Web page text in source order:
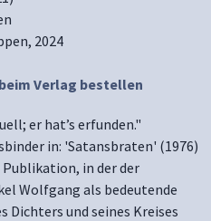
2024
beim Verlag bestellen
er hat’s erfunden."
in: 'Satansbraten' (1976)
in der der
Wolfgang als bedeutende
Dichters und seines Kreises